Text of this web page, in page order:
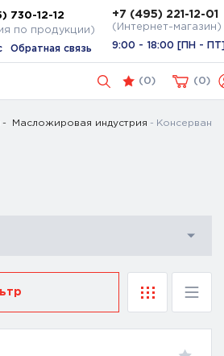
730-12-12
по продукции)
Обратная связь
+7 (495) 221-12-01
(Интернет-магазин)
9:00 - 18:00 [ПН -
(0) 0
Масложировая индустрия Консерванты